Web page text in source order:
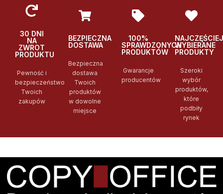
30 DNI
NA
ZWROT
PRODUKTU
Pewność i
bezpieczeństwo
Twoich
zakupów
BEZPIECZNA
DOSTAWA
Bezpieczna
dostawa
Twoich
produktów
w dowolne
miejsce
100%
SPRAWDZONYCH
PRODUKTÓW
Gwarancje
producentów
NAJCZĘŚCIEJ
WYBIERANE
PRODUKTY
Szeroki
wybór
produktów,
które
podbiły
rynek